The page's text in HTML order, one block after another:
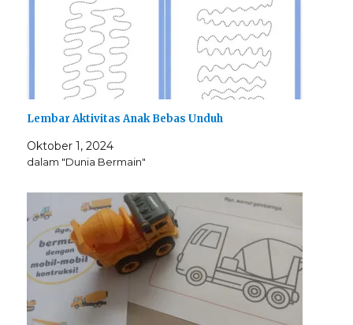
Lembar Aktivitas Anak Bebas Unduh
Oktober 1, 2024
dalam "Dunia Bermain"